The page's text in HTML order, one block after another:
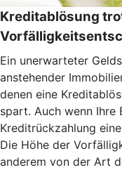
Kreditablösung
Ein unerwarteter
anstehender
denen eine
spart. Auch wenn
Kreditrückzahlung
Die Höhe der
anderem von der Art